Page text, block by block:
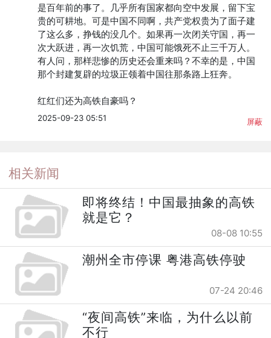
是百年前的事了。几乎所有国家都向空中发展，留下宝
贵的可耕地。可是中国不同啊，共产党权贵为了面子建
了这么多，挣钱的没几个。如果再一次闭关守国，再一
次大跃进，再一次饥荒，中国可能饿死不止三千万人。
有人问，那样悲惨的历史还会重来吗？不幸的是，中国
那个封建复辟的垃圾正领着中国往那条路上狂奔。
红红们还为高铁自豪吗？
2025-09-23 05:51 屏蔽
相关新闻
即将终结！中国最抽象的高铁
就是它？
08-08 10:55
潮州全市停课 粤港高铁停驶
07-24 20:46
“夜间高铁”来临，为什么以前
不行